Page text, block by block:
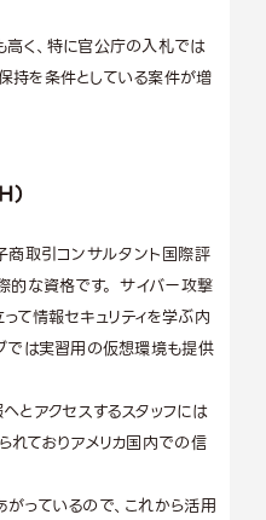
く、特に官公庁の入札では
を条件としている案件が増
取引コンサルタント国際評
的な資格です。 サイバー攻撃
て情報セキュリティを学ぶ内
では実習用の仮想環境も提供
とアクセスするスタッフには
ておりアメリカ国内での信
っているので、これから活用